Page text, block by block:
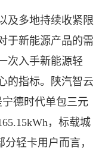
及多地持续收紧限
于新能源产品的需
次入手新能源轻
的指标。陕汽智云
德时代单包三元
，标载城
轻卡用户而言，